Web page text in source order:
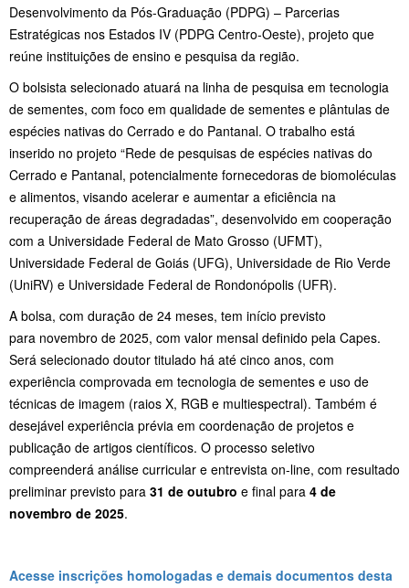
Desenvolvimento da Pós-Graduação (PDPG) – Parcerias
Estratégicas nos Estados IV (PDPG Centro-Oeste), projeto que
reúne instituições de ensino e pesquisa da região.
O bolsista selecionado atuará na linha de pesquisa em tecnologia
de sementes, com foco em qualidade de sementes e plântulas de
espécies nativas do Cerrado e do Pantanal. O trabalho está
inserido no projeto “Rede de pesquisas de espécies nativas do
Cerrado e Pantanal, potencialmente fornecedoras de biomoléculas
e alimentos, visando acelerar e aumentar a eficiência na
recuperação de áreas degradadas”, desenvolvido em cooperação
com a Universidade Federal de Mato Grosso (UFMT),
Universidade Federal de Goiás (UFG), Universidade de Rio Verde
(UniRV) e Universidade Federal de Rondonópolis (UFR).
A bolsa, com duração de 24 meses, tem início previsto
para novembro de 2025, com valor mensal definido pela Capes.
Será selecionado doutor titulado há até cinco anos, com
experiência comprovada em tecnologia de sementes e uso de
técnicas de imagem (raios X, RGB e multiespectral). Também é
desejável experiência prévia em coordenação de projetos e
publicação de artigos científicos. O processo seletivo
compreenderá análise curricular e entrevista on-line, com resultado
preliminar previsto para 31 de outubro e final para 4 de
novembro de 2025.
Acesse inscrições homologadas e demais documentos desta